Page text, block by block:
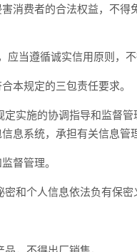
消费者的合法权益，不得
当遵循诚实信用原则，不
本规定的三包责任要求。
实施的协调指导和监督
息系统，承担有关信息管
督管理。
和个人信息依法负有保密